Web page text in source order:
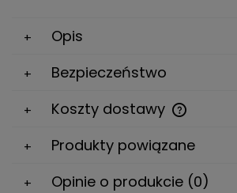
Opis
Bezpieczeństwo
Koszty dostawy
Cena nie zawiera ewentualnych kosztów
Produkty powiązane
Opinie o produkcie (0)